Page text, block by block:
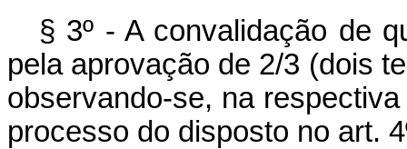
§ 3º - A convalidação de
pela aprovação de 2/3 (dois
observando-se, na
processo do disposto no art.